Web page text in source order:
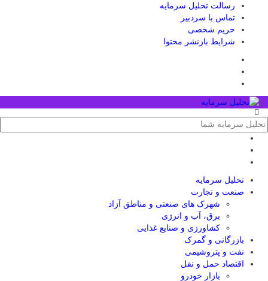
رسالت تحلیل سرمایه
تماس با سردبیر
حریم شخصی
شرایط بازنشر محتوا
تحلیل‌ سرمایه
صنعت و تجارت
شهرک های صنعتی و مناطق آزاد
برق، آب و انرژی
کشاورزی و صنایع غذایی
بازرگانی و گمرک
نفت و پتروشیمی
اقتصاد حمل و نقل
بازار خودرو